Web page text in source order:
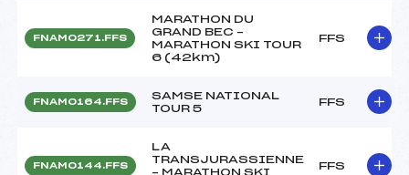
FNAM0271.FFS
MARATHON DU
GRAND BEC –
MARATHON SKI TOUR
6 (42km)
FFS
FNAM0164.FFS
SAMSE NATIONAL
TOUR 5
FFS
FNAM0144.FFS
LA
TRANSJURASSIENNE
– MARATHON SKI
FFS